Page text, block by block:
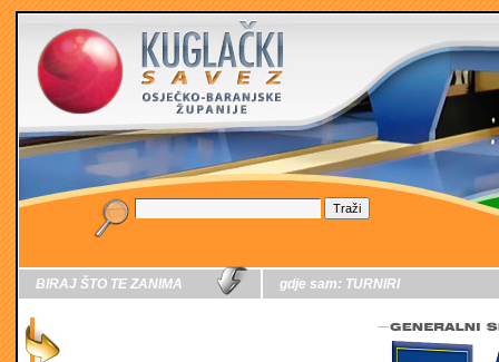
BIRAJ ŠTO TE ZANIMA gdje sam: TURNIRI